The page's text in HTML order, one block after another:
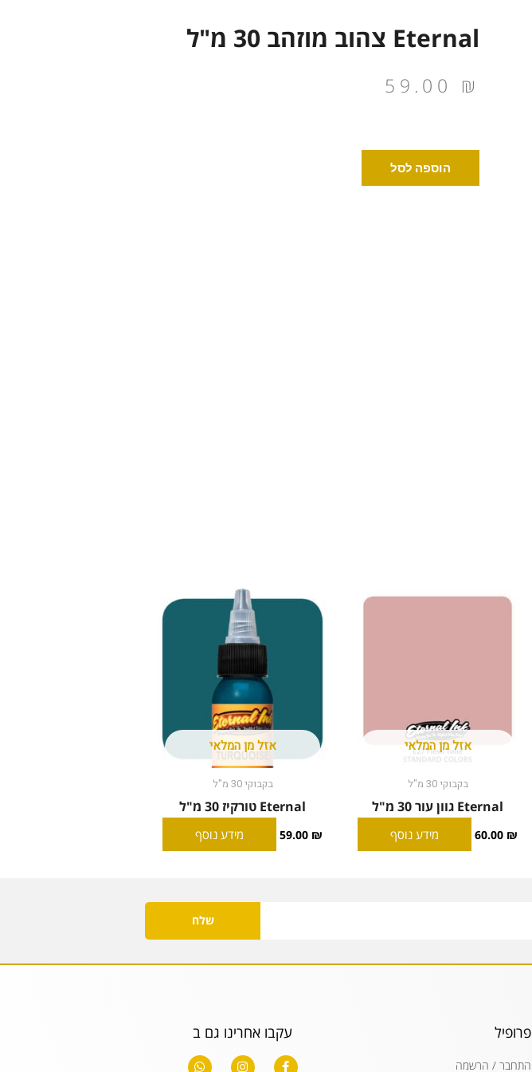
Eternal צהוב מוזהב 30 מ"ל
59.00 ₪
הוספה לסל
אזל מן המלאי
בקבוקי 30 מ"ל
Eternal גוון עור 30 מ"ל
60.00 ₪ מידע נוסף
אזל מן המלאי
בקבוקי 30 מ"ל
Eternal טורקיז 30 מ"ל
59.00 ₪ מידע נוסף
שלח
פרופיל
התחבר / הרשמה
עקבו אחרינו גם ב
F
I
W